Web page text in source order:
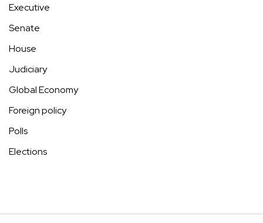
Executive
Senate
House
Judiciary
Global Economy
Foreign policy
Polls
Elections